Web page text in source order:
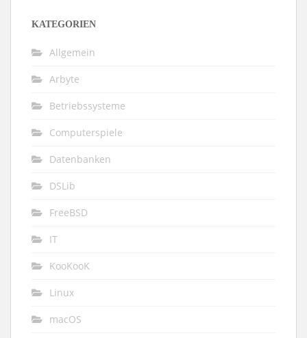
KATEGORIEN
Allgemein
Arbyte
Betriebssysteme
Computerspiele
Datenbanken
DSLib
FreeBSD
IT
KooKooK
Linux
macOS